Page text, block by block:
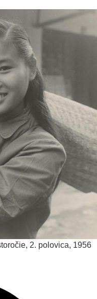
2. polovica, 1956